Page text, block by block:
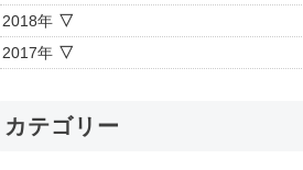
2018年
2017年
カテゴリー